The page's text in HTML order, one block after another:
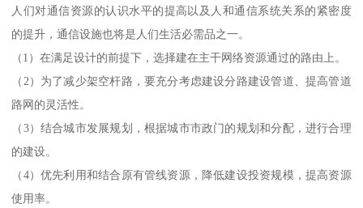
人们对通信资源的认识水平的提高以及人和通信系统关系的紧密度
的提升，通信设施也将是人们生活必需品之一。
（1）在满足设计的前提下，选择建在主干网络资源通过的路由上。
（2）为了减少架空杆路，要充分考虑建设分路建设管道、提高管道
路网的灵活性。
（3）结合城市发展规划，根据城市市政门的规划和分配，进行合理
的建设。
（4）优先利用和结合原有管线资源，降低建设投资规模，提高资源
使用率。